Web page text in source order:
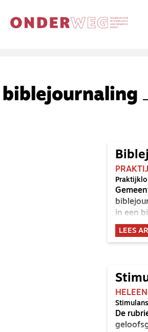
biblejournaling
in een
LEES
Stimulans
De